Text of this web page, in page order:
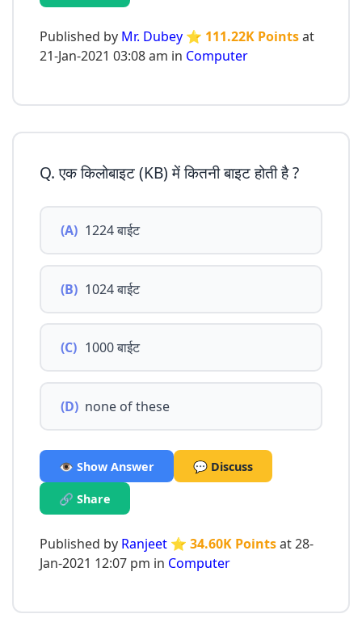
Published by Mr. Dubey ⭐ 111.22K Pointsat
21-Jan-2021 03:08 am in Computer
Q. एक किलोबाइट (KB) में कितनी बाइट होती है ?
(A) 1224 बाईट
(B) 1024 बाईट
(C) 1000 बाईट
(D) none of these
👁️ Show Answer 💬 Discuss
🔗 Share
Published by Ranjeet ⭐ 34.60K Pointsat 28-
Jan-2021 12:07 pm in Computer